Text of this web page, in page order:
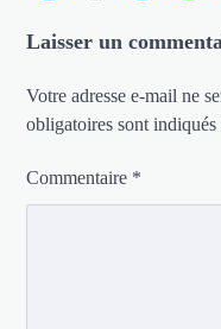
Laisser un
Votre adresse e-mail ne
obligatoires sont indiqués
Commentaire *